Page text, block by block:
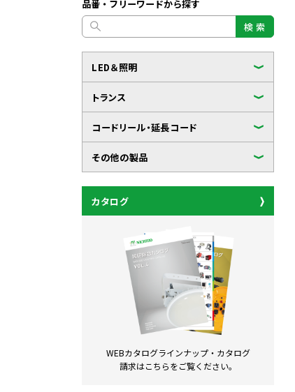
品番・フリーワードから探す
検 索
LED＆照明
トランス
コードリール・延長コード
その他の製品
カタログ
WEBカタログラインナップ・ カタログ
請求はこちらをご覧ください。